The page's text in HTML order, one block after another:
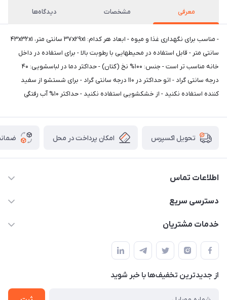
معرفی مشخصات دیدگاه‌ها
- مناسب برای نگهداری غذا و میوه - ابعاد هر کدام: ۳۷x۲۹x۱ سانتی متر، ۴۳x۳۲x۱
سانتی متر - قابل استفاده در محیطهایی با رطوبت بالا - برای استفاده در داخل
خانه مناسب تر است - جنس: ۱۰۰% نخ (کتان) - حداکثر دما در لباسشویی: ۴۰
درجه سانتی گراد - اتو حداکثر در ۱۱۰ درجه سانتی گراد - برای شستشو از سفید
کننده استفاده نکنید - از خشکشویی استفاده نکنید - حداکثر ۱۰% آب رفتگی
تحویل اکسپرس امکان پرداخت در محل
اطلاعات تماس
09165044753
دسترسی سریع
حساب کاربری
لیست محصولات
درباره ما
خدمات مشتریان
قوانین و مقررات
حریم خصوصی
راهنما
از جدید‌ترین تخفیف‌ها با‌ خبر شوید